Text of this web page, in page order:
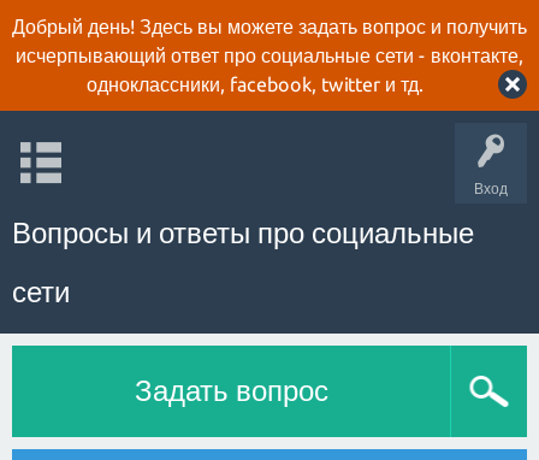
Добрый день! Здесь вы можете задать вопрос и получить
исчерпывающий ответ про социальные сети - вконтакте,
одноклассники, facebook, twitter и тд.
Вход
Вопросы и ответы про социальные
сети
Задать вопрос